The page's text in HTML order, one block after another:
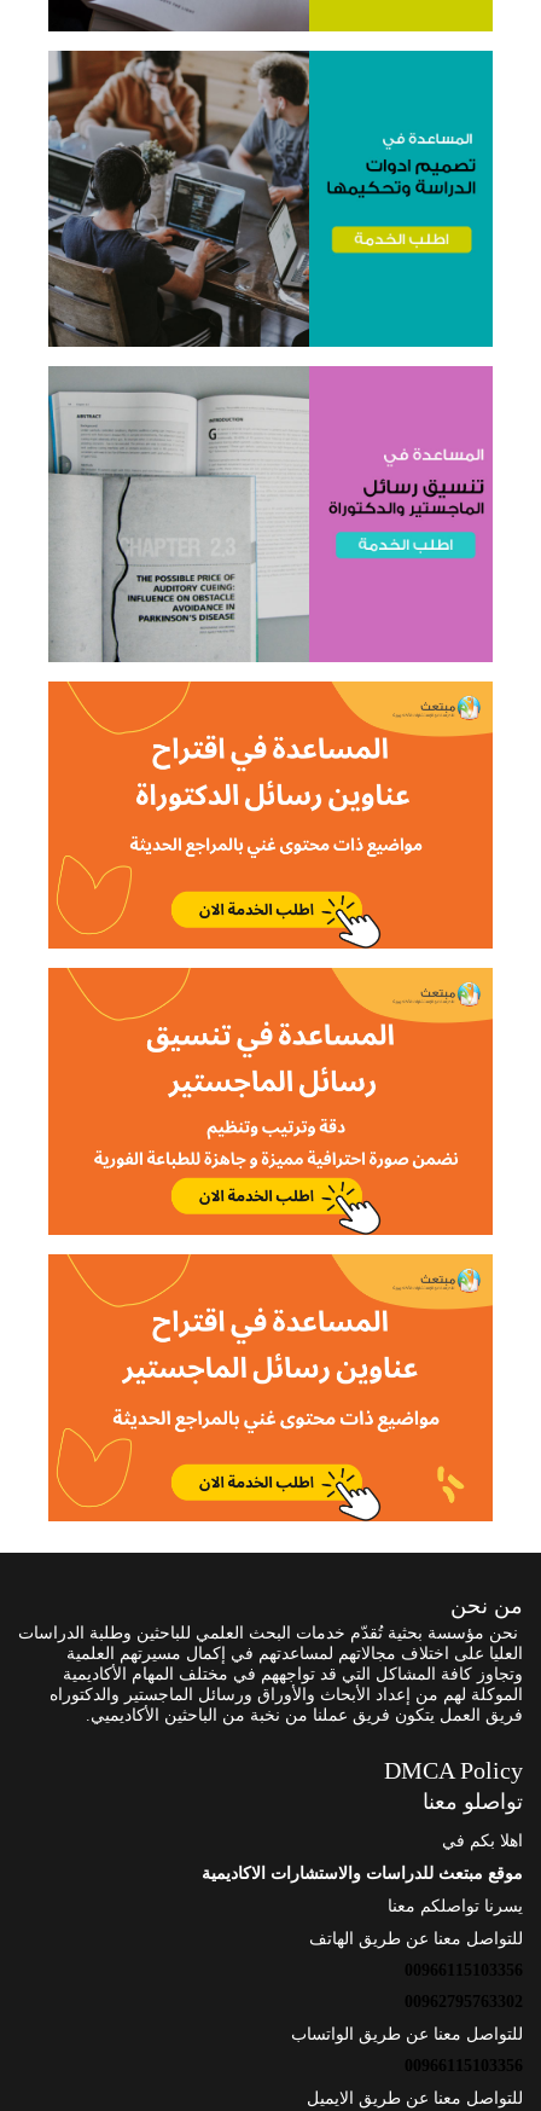
من نحن
نحن مؤسسة بحثية تُقدّم خدمات البحث العلمي للباحثين وطلبة الدراسات
العليا على اختلاف مجالاتهم لمساعدتهم في إكمال مسيرتهم العلمية
وتجاوز كافة المشاكل التي قد تواجههم في مختلف المهام الأكاديمية
الموكلة لهم من إعداد الأبحاث والأوراق ورسائل الماجستير والدكتوراه
فريق العمل يتكون فريق عملنا من نخبة من الباحثين الأكاديميي.
DMCA Policy
تواصلو معنا
اهلا بكم في
موقع مبتعث للدراسات والاستشارات الاكاديمية
يسرنا تواصلكم معنا
للتواصل معنا عن طريق الهاتف
00966115103356
00962795763302
للتواصل معنا عن طريق الواتساب
00966115103356
للتواصل معنا عن طريق الايميل